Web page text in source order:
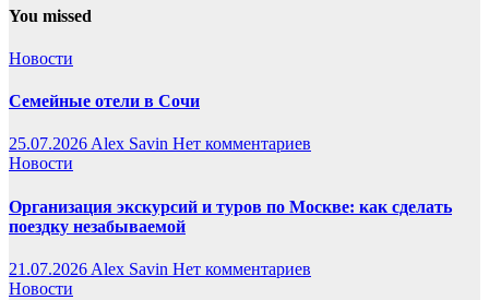
You missed
Новости
Семейные отели в Сочи
25.07.2026Alex Savin Нет комментариев
Новости
Организация экскурсий и туров по Москве: как сделать
поездку незабываемой
21.07.2026 Alex Savin Нет комментариев
Новости